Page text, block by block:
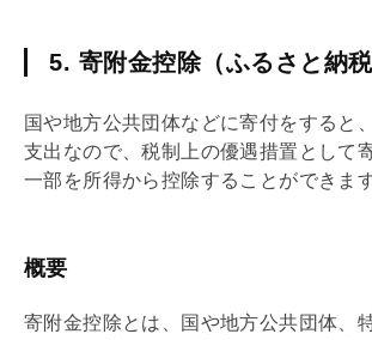
5. 寄附金控除（ふるさと納税
国や地方公共団体などに寄付をすると
支出なので、税制上の優遇措置として
一部を所得から控除することができます
概要
寄附金控除とは、国や地方公共団体、